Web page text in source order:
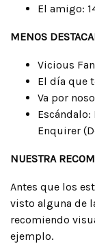
El amigo:
MENOS
Vicious
El día que
Va por
Enquirer
NUESTRA
Antes que los
visto alguna de
recomiendo
ejemplo.